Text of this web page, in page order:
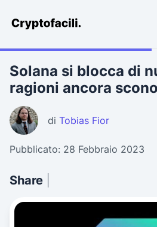
Cryptofacili.com
Solana si blocca di
ragioni ancora
di Tobias Fior
Pubblicato: 28 Febbraio 2023
Share